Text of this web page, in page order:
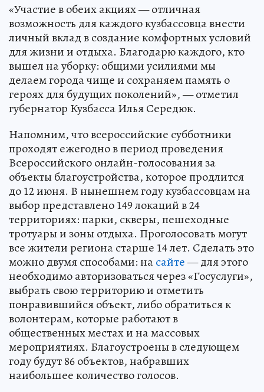
«Участие в обеих акциях — отличная
возможность для каждого кузбассовца внести
личный вклад в создание комфортных условий
для жизни и отдыха. Благодарю каждого, кто
вышел на уборку: общими усилиями мы
делаем города чище и сохраняем память о
героях для будущих поколений», — отметил
губернатор Кузбасса Илья Середюк.
Напомним, что всероссийские субботники
проходят ежегодно в период проведения
Всероссийского онлайн-голосования за
объекты благоустройства, которое продлится
до 12 июня. В нынешнем году кузбассовцам на
выбор представлено 149 локаций в 24
территориях: парки, скверы, пешеходные
тротуары и зоны отдыха. Проголосовать могут
все жители региона старше 14 лет. Сделать это
можно двумя способами: насайте— для этого
необходимо авторизоваться через «Госуслуги»,
выбрать свою территорию и отметить
понравившийся объект, либо обратиться к
волонтерам, которые работают в
общественных местах и на массовых
мероприятиях. Благоустроены в следующем
году будут 86 объектов, набравших
наибольшее количество голосов.